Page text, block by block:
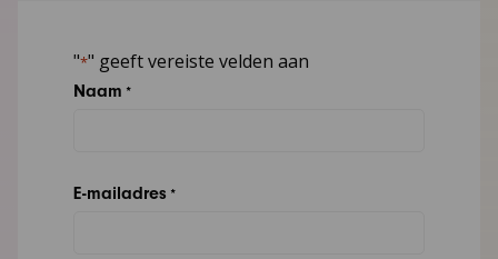
"*" geeft vereiste velden aan
Naam *
E-mailadres *